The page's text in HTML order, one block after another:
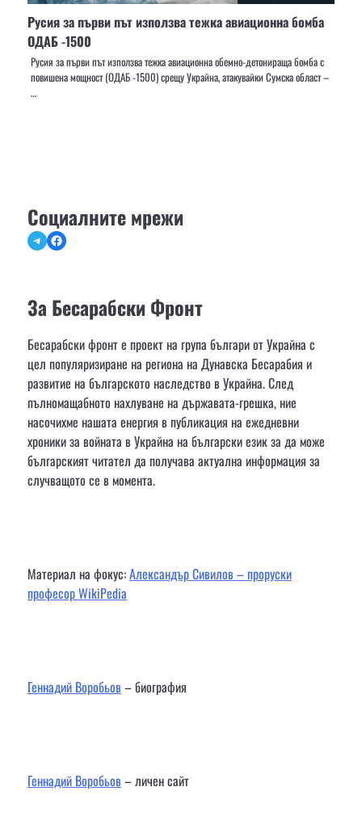
Русия за първи път използва тежка авиационна бомба
ОДАБ -1500
Русия за първи път използва тежка авиационна обемно-детонираща бомба с
повишена мощност (ОДАБ -1500) срещу Украйна, атакувайки Сумска област –
…
Социалните мрежи
TelegramFacebook
За Бесарабски Фронт
Бесарабски фронт е проект на група българи от Украйна с
цел популяризиране на региона на Дунавска Бесарабия и
развитие на българското наследство в Украйна. След
пълномащабното нахлуване на държавата-грешка, ние
насочихме нашата енергия в публикация на ежедневни
хроники за войната в Украйна на български език за да може
българският читател да получава актуална информация за
случващото се в момента.
Материал на фокус:Александър Сивилов – проруски
професор WikiPedia
Геннадий Воробьов– биография
Геннадий Воробьов– личен сайт